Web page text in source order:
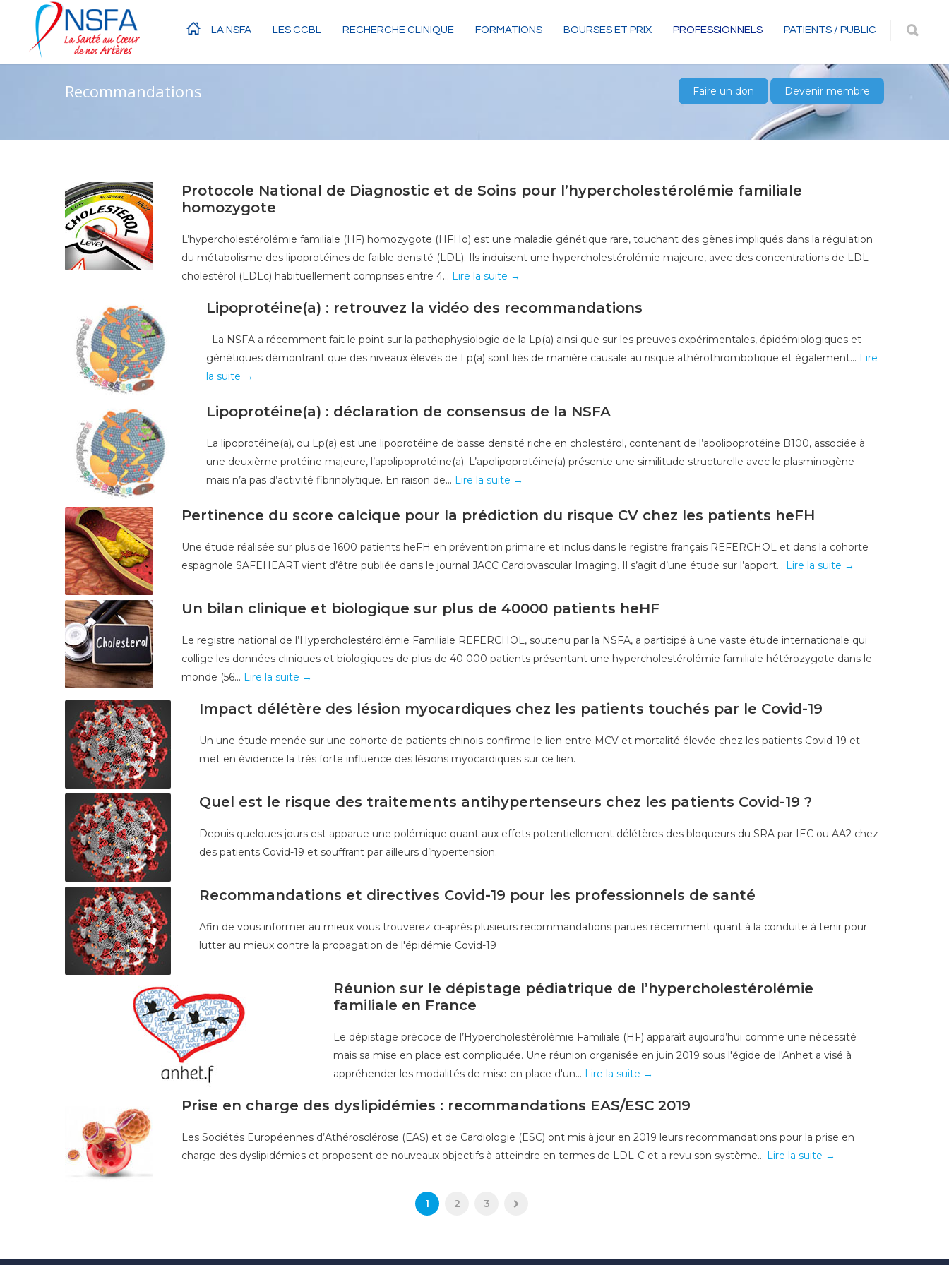
LA NSFA LES CCBL RECHERCHE CLINIQUE FORMATIONS BOURSES ET PRIX PROFESSIONNELS PATIENTS / PUBLIC
Recommandations Faire un don Devenir membre
Protocole National de Diagnostic et de Soins pour l’hypercholestérolémie familiale
homozygote
L’hypercholestérolémie familiale (HF) homozygote (HFHo) est une maladie génétique rare, touchant des gènes impliqués dans la régulation
du métabolisme des lipoprotéines de faible densité (LDL). Ils induisent une hypercholestérolémie majeure, avec des concentrations de LDL-
cholestérol (LDLc) habituellement comprises entre 4... Lire la suite →
Lipoprotéine(a) : retrouvez la vidéo des recommandations
La NSFA a récemment fait le point sur la pathophysiologie de la Lp(a) ainsi que sur les preuves expérimentales, épidémiologiques et
génétiques démontrant que des niveaux élevés de Lp(a) sont liés de manière causale au risque athérothrombotique et également... Lire
la suite →
Lipoprotéine(a) : déclaration de consensus de la NSFA
La lipoprotéine(a), ou Lp(a) est une lipoprotéine de basse densité riche en cholestérol, contenant de l’apolipoprotéine B100, associée à
une deuxième protéine majeure, l’apolipoprotéine(a). L’apolipoprotéine(a) présente une similitude structurelle avec le plasminogène
mais n’a pas d’activité fibrinolytique. En raison de... Lire la suite →
Pertinence du score calcique pour la prédiction du risque CV chez les patients heFH
Une étude réalisée sur plus de 1600 patients heFH en prévention primaire et inclus dans le registre français REFERCHOL et dans la cohorte
espagnole SAFEHEART vient d’être publiée dans le journal JACC Cardiovascular Imaging. Il s’agit d’une étude sur l’apport... Lire la suite →
Un bilan clinique et biologique sur plus de 40000 patients heHF
Le registre national de l’Hypercholestérolémie Familiale REFERCHOL, soutenu par la NSFA, a participé à une vaste étude internationale qui
collige les données cliniques et biologiques de plus de 40 000 patients présentant une hypercholestérolémie familiale hétérozygote dans le
monde (56... Lire la suite →
Impact délétère des lésion myocardiques chez les patients touchés par le Covid-19
Un une étude menée sur une cohorte de patients chinois confirme le lien entre MCV et mortalité élevée chez les patients Covid-19 et
met en évidence la très forte influence des lésions myocardiques sur ce lien.
Quel est le risque des traitements antihypertenseurs chez les patients Covid-19 ?
Depuis quelques jours est apparue une polémique quant aux effets potentiellement délétères des bloqueurs du SRA par IEC ou AA2 chez
des patients Covid-19 et souffrant par ailleurs d’hypertension.
Recommandations et directives Covid-19 pour les professionnels de santé
Afin de vous informer au mieux vous trouverez ci-après plusieurs recommandations parues récemment quant à la conduite à tenir pour
lutter au mieux contre la propagation de l'épidémie Covid-19
Réunion sur le dépistage pédiatrique de l’hypercholestérolémie
familiale en France
Le dépistage précoce de l’Hypercholestérolémie Familiale (HF) apparaît aujourd’hui comme une nécessité
mais sa mise en place est compliquée. Une réunion organisée en juin 2019 sous l'égide de l'Anhet a visé à
appréhender les modalités de mise en place d'un... Lire la suite →
Prise en charge des dyslipidémies : recommandations EAS/ESC 2019
Les Sociétés Européennes d’Athérosclérose (EAS) et de Cardiologie (ESC) ont mis à jour en 2019 leurs recommandations pour la prise en
charge des dyslipidémies et proposent de nouveaux objectifs à atteindre en termes de LDL-C et a revu son système... Lire la suite →
1 2 3